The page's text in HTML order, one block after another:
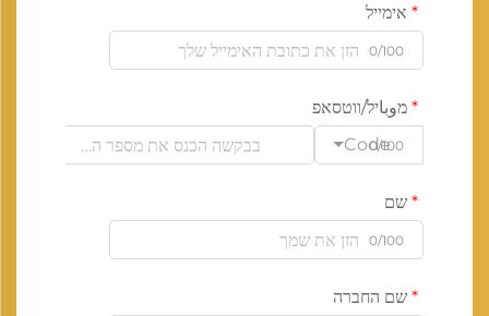
אימייל
0/100
מوباיל/ווטסאפ
Code
0/100
שם
0/100
שם החברה